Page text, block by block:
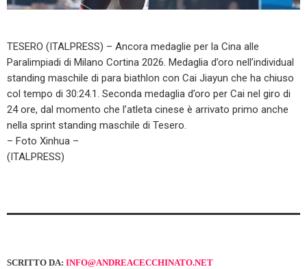
TESERO (ITALPRESS) – Ancora medaglie per la Cina alle
Paralimpiadi di Milano Cortina 2026. Medaglia d’oro nell’individual
standing maschile di para biathlon con Cai Jiayun che ha chiuso
col tempo di 30:24.1. Seconda medaglia d’oro per Cai nel giro di
24 ore, dal momento che l’atleta cinese è arrivato primo anche
nella sprint standing maschile di Tesero.
– Foto Xinhua –
(ITALPRESS)
SCRITTO DA: INFO@ANDREACECCHINATO.NET